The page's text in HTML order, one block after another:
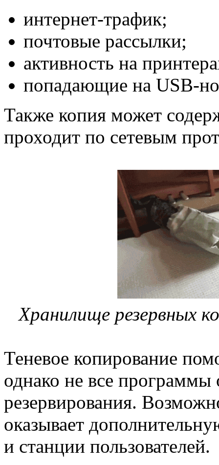
интернет-трафик;
почтовые рассылки;
активность на
попадающие на USB-
Также копия может
проходит по сетевым
Хранилище резервных
Теневое копирование
однако не все
резервирования.
оказывает
и станции пользователей.